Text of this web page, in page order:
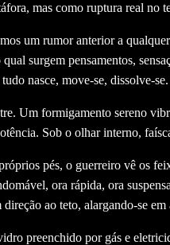
mas como ruptura real no
um rumor anterior a
surgem pensamentos,
nasce, move-se, dissolve-
Um formigamento sereno
Sob o olhar interno,
pés, o guerreiro vê os
ora rápida, ora
ao teto, alargando-se
preenchido por gás e